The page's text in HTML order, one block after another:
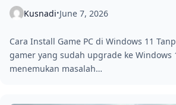
Kusnadi•June 7, 2026
Cara Install Game PC di Windows 11
gamer yang sudah upgrade ke Windows
menemukan masalah…